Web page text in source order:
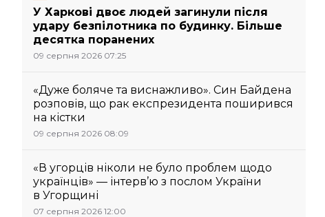
У Харкові двоє людей загинули після
удару безпілотника по будинку. Більше
десятка поранених
09 серпня 2026 07:25
«Дуже боляче та виснажливо». Син Байдена
розповів, що рак експрезидента поширився
на кістки
09 серпня 2026 08:09
«В угорців ніколи не було проблем щодо
українців» — інтерв’ю з послом України
в Угорщині
07 серпня 2026 12:00